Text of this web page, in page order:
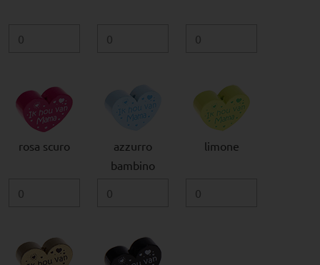
rosa scuro
azzurro
bambino
limone